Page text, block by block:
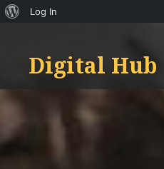
contentDigital Hub
About
Log In